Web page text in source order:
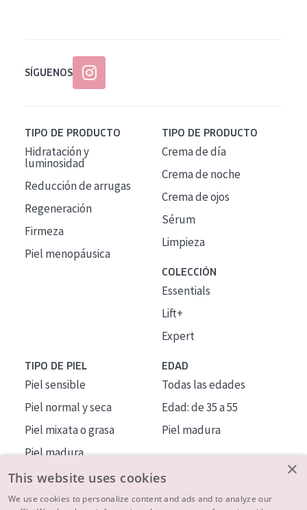
SÍGUENOS
TIPO DE PRODUCTO
Hidratación y
luminosidad
Reducción de arrugas
Regeneración
Firmeza
Piel menopáusica
TIPO DE PRODUCTO
Crema de día
Crema de noche
Crema de ojos
Sérum
Limpieza
COLECCIÓN
Essentials
Lift+
Expert
TIPO DE PIEL
Piel sensible
Piel normal y seca
Piel mixata o grasa
Piel madura
Piel expuesta al sol
Piel menopáusica
EDAD
Todas las edades
Edad: de 35 a 55
Piel madura
×
This website uses cookies
We use cookies to personalize content and ads and to analyze our